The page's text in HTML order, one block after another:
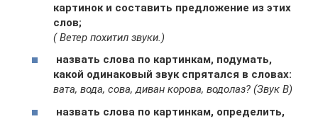
картинок и составить предложение из этих
слов;
( Ветер похитил звуки.)
назвать слова по картинкам, подумать,
какой одинаковый звук спрятался в словах:
вата, вода, сова, диван корова, водолаз? (Звук В)
назвать слова по картинкам, определить,